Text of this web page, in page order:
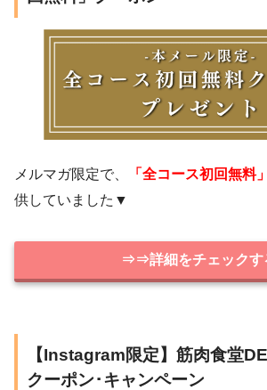
メルマガ限定で、 「全コース初回無料
供していました▼
⇒⇒詳細をチェックす
【Instagram限定】筋肉食堂
クーポン･キャンペーン